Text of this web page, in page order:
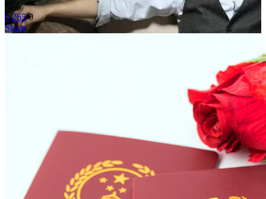
0 265 0
Share